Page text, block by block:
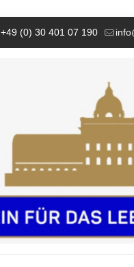
+49 (0) 30 401 07 190